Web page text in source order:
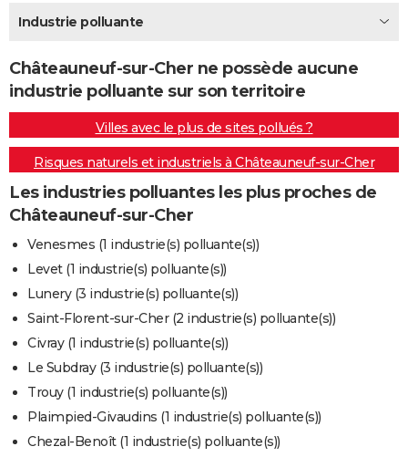
Destinations
City break
Voyage nature
Voyage de noces
Forum
Climat
+PHOTO
GUIDES D'ACHAT
BONS PLANS
CARTE DE VOEUX
Carte de Noël
Carte Bonne année
Carte Saint-Valentin
Carte Pâques
Carte d'anniversaire
DICTIONNAIRE
Dictionnaire
Biographies
Citations
Expressions
Proverbes
PROGRAMME TV
COPAINS D'AVANT
S'inscrire
Se connecter
Lycées
Collèges
Primaires
Universités
Entreprises
Service militaire
Avis de recherche
AVIS DE DÉCÈS
FORUM
Bricolage
Lifestyle
Culture
Sport
Auto
Television
Voyage
Cinema
Industrie polluante
Châteauneuf-sur-Cher ne possède aucune
industrie polluante sur son territoire
Villes avec le plus de sites pollués ?
Risques naturels et industriels à Châteauneuf-sur-Cher
Les industries polluantes les plus proches de
Châteauneuf-sur-Cher
Venesmes (1 industrie(s) polluante(s))
Levet (1 industrie(s) polluante(s))
Lunery (3 industrie(s) polluante(s))
Saint-Florent-sur-Cher (2 industrie(s) polluante(s))
Civray (1 industrie(s) polluante(s))
Le Subdray (3 industrie(s) polluante(s))
Trouy (1 industrie(s) polluante(s))
Plaimpied-Givaudins (1 industrie(s) polluante(s))
Chezal-Benoît (1 industrie(s) polluante(s))